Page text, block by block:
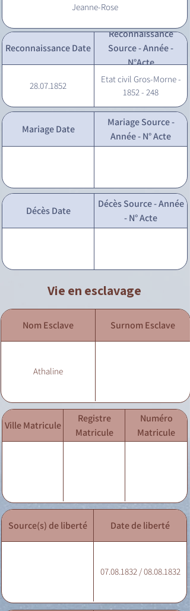
Jeanne-Rose
Reconnaissance Date
Reconnaissance
Source - Année -
N°Acte
28.07.1852
Etat civil Gros-Morne -
1852 - 248
Mariage Date
Mariage Source -
Année - N° Acte
Décès Date
Décès Source - Année
- N° Acte
Vie en esclavage
Nom Esclave Surnom Esclave
Athaline
Ville Matricule
Registre
Matricule
Numéro
Matricule
Source(s) de liberté Date de liberté
07.08.1832 / 08.08.1832